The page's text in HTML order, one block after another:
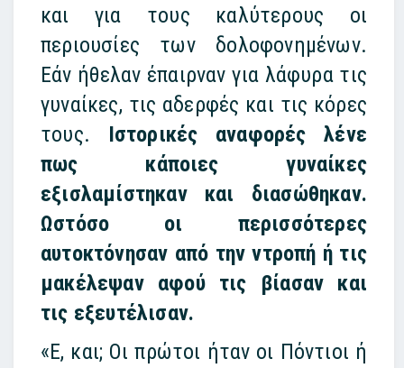
και για τους καλύτερους οι
περιουσίες των δολοφονημένων.
Εάν ήθελαν έπαιρναν για λάφυρα τις
γυναίκες, τις αδερφές και τις κόρες
τους. Ιστορικές αναφορές λένε
πως κάποιες γυναίκες
εξισλαμίστηκαν και διασώθηκαν.
Ωστόσο οι περισσότερες
αυτοκτόνησαν από την ντροπή ή τις
μακέλεψαν αφού τις βίασαν και
τις εξευτέλισαν.
«Ε, και; Οι πρώτοι ήταν οι Πόντιοι ή